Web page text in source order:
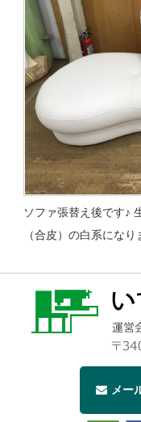
ソファ張替え後です♪
（合皮）の白系になり
メー